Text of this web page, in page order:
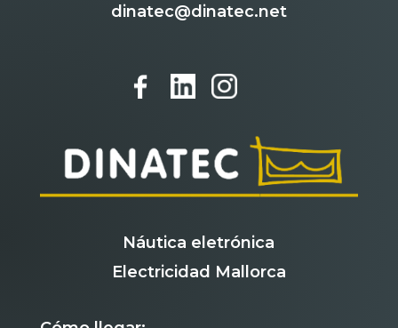
dinatec@dinatec.net
Náutica eletrónica
Electricidad Mallorca